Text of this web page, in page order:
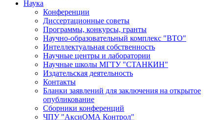
Наука
Конференции
Диссертационные советы
Программы, конкурсы, гранты
Научно-образовательный комплекс "ВТО"
Интеллектуальная собственность
Научные центры и лаборатории
Научные школы МГТУ "СТАНКИН"
Издательская деятельность
Контакты
Бланки заявлений для заключения на открытое
опубликование
Сборники конференций
ЧПУ "АксиОМА Контрол"